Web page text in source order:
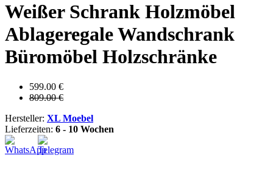
Weißer Schrank Holzmöbel
Ablageregale Wandschrank
Büromöbel Holzschränke
599.00 €
809.00 €
Hersteller: XL Moebel
Lieferzeiten: 6 - 10 Wochen